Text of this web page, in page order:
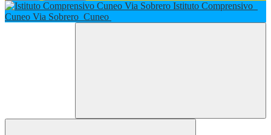
Istituto Comprensivo
Cuneo Via Sobrero Cuneo